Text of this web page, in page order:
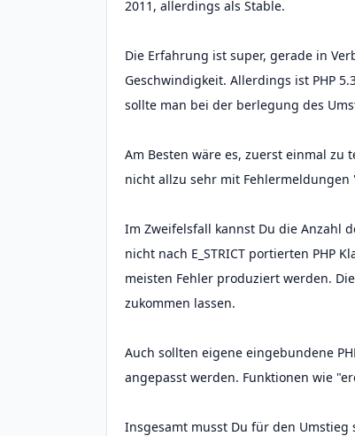
2011, allerdings als Stable.
Die Erfahrung ist super, gerade in
Geschwindigkeit. Allerdings ist PHP
sollte man bei der berlegung des
Am Besten wäre es, zuerst einmal zu
nicht allzu sehr mit Fehlermeldungen
Im Zweifelsfall kannst Du die Anzahl
nicht nach E_STRICT portierten PHP
meisten Fehler produziert werden.
zukommen lassen.
Auch sollten eigene eingebundene
angepasst werden. Funktionen wie
Insgesamt musst Du für den Umstieg